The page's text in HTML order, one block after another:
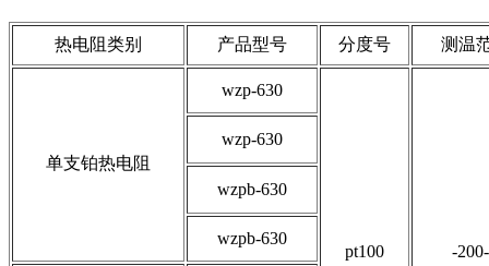
热电阻类别 产品型号 分度号 测温
单支铂热电阻
wzp-630
pt100 -
wzp-630
wzpb-630
wzpb-630